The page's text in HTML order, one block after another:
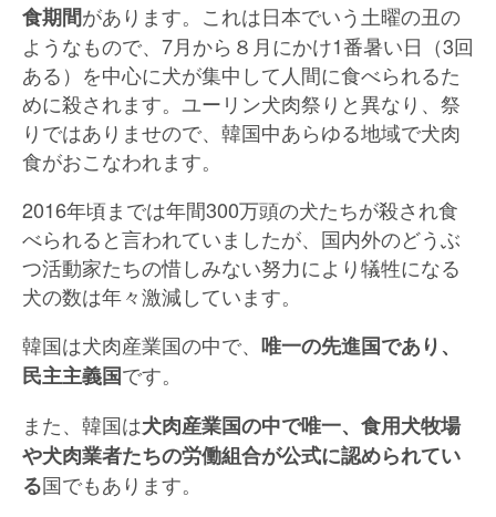
食期間があります。これは日本でいう土曜の丑の
ようなもので、7月から８月にかけ1番暑い日（3回
ある）を中心に犬が集中して人間に食べられるた
めに殺されます。ユーリン犬肉祭りと異なり、祭
りではありませので、韓国中あらゆる地域で犬肉
食がおこなわれます。
2016年頃までは年間300万頭の犬たちが殺され食
べられると言われていましたが、国内外のどうぶ
つ活動家たちの惜しみない努力により犠牲になる
犬の数は年々激減しています。
韓国は犬肉産業国の中で、 唯一の先進国であり、
民主主義国です。
また、韓国は犬肉産業国の中で唯一、食用犬牧場
や犬肉業者たちの労働組合が公式に認められてい
る国でもあります。